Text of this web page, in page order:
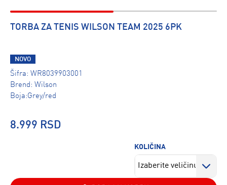
TORBA ZA TENIS WILSON TEAM 2025 6PK
NOVO
Šifra: WR8039903001
Brend: Wilson
Boja:Grey/red
8.999 RSD
KOLIČINA